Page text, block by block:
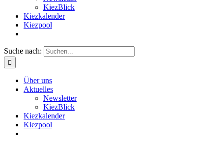
KiezBlick
Kiezkalender
Kiezpool
Suche nach:
Über uns
Aktuelles
Newsletter
KiezBlick
Kiezkalender
Kiezpool